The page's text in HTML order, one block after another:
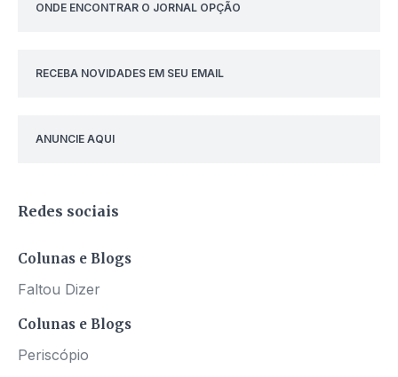
ONDE ENCONTRAR O JORNAL OPÇÃO
RECEBA NOVIDADES EM SEU EMAIL
ANUNCIE AQUI
Redes sociais
Colunas e Blogs
Faltou Dizer
Colunas e Blogs
Periscópio